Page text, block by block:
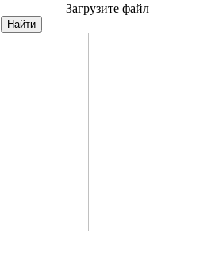
Загрузите файл
Найти